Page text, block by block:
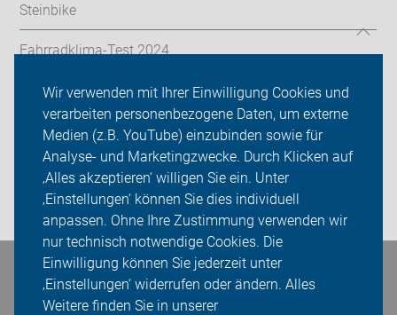
Wir verwenden mit Ihrer Einwilligung Cookies und
verarbeiten personenbezogene Daten, um externe
Medien (z.B. YouTube) einzubinden sowie für
Analyse- und Marketingzwecke. Durch Klicken auf
‚Alles akzeptieren‘ willigen Sie ein. Unter
‚Einstellungen‘ können Sie dies individuell
anpassen. Ohne Ihre Zustimmung verwenden wir
nur technisch notwendige Cookies. Die
Einwilligung können Sie jederzeit unter
‚Einstellungen‘ widerrufen oder ändern. Alles
Weitere finden Sie in unserer
Steinbike
Fahrradklima-Test 2024
ADFC Oberursel/Steinbach
Sei dabei
Presse
Login
Bleiben Sie in Kontakt